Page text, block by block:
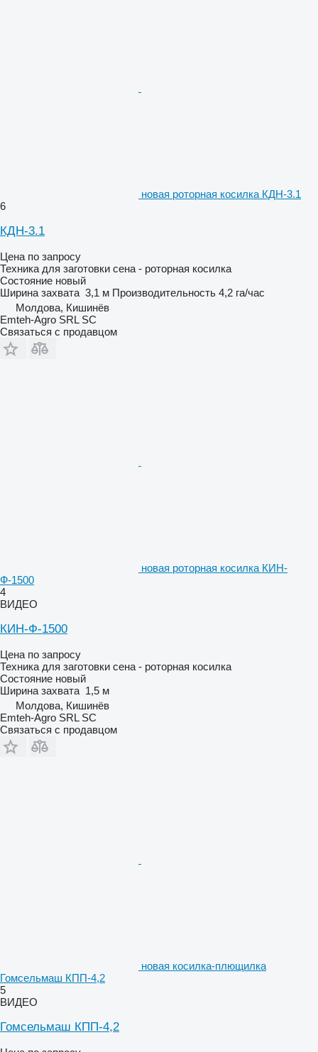
новая роторная косилка КДН-3.1
6
КДН-3.1
Цена по запросу
Техника для заготовки сена - роторная косилка
Состояние новый
Ширина захвата 3,1 м Производительность 4,2 га/час
Молдова, Кишинёв
Emteh-Agro SRL SC
Связаться с продавцом
новая роторная косилка КИН-
Ф-1500
4
ВИДЕО
КИН-Ф-1500
Цена по запросу
Техника для заготовки сена - роторная косилка
Состояние новый
Ширина захвата 1,5 м
Молдова, Кишинёв
Emteh-Agro SRL SC
Связаться с продавцом
новая косилка-плющилка
Гомсельмаш КПП-4,2
5
ВИДЕО
Гомсельмаш КПП-4,2